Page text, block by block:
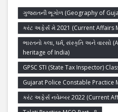
ગુજરાતની ભૂગોળ (Geography of
કરંટ અફેર્સ મે 2021 (Current Affairs
ભારતનો કલા, ધર્મ, સંસ્કૃતિ અને વારસો
heritage of India)
GPSC STI (State Tax Inspector)
Gujarat Police Constable Practice
કરંટ અફેર્સ નવેમ્બર 2022 (Current